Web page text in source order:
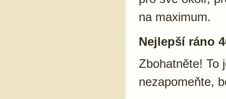
na maximum.
Nejlepší ráno
Zbohatněte! To
nezapomeňte,